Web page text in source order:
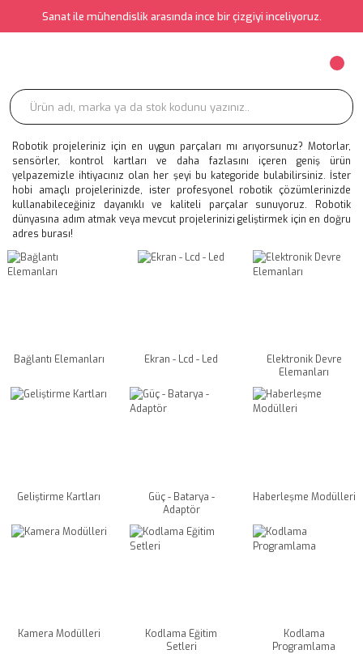
Sanat ile mühendislik arasında ince bir çizgiyi inceliyoruz.
Robotik projeleriniz için en uygun parçaları mı arıyorsunuz? Motorlar,
sensörler, kontrol kartları ve daha fazlasını içeren geniş ürün
yelpazemizle ihtiyacınız olan her şeyi bu kategoride bulabilirsiniz. İster
hobi amaçlı projelerinizde, ister profesyonel robotik çözümlerinizde
kullanabileceğiniz dayanıklı ve kaliteli parçalar sunuyoruz. Robotik
dünyasına adım atmak veya mevcut projelerinizi geliştirmek için en doğru
adres burası!
Bağlantı Elemanları Ekran - Lcd - Led
Elektronik Devre
Elemanları
Geliştirme Kartları
Güç - Batarya -
Adaptör
Haberleşme Modülleri
Kamera Modülleri
Kodlama Eğitim
Setleri
Kodlama
Programlama